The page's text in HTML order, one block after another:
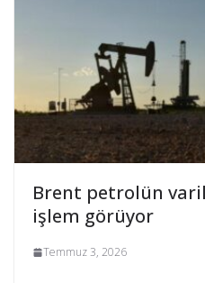
Brent petrolün
işlem görüyor
Temmuz 3, 2026